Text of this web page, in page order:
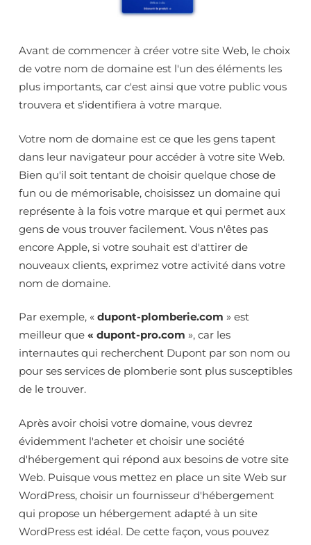
Avant de commencer à créer votre site Web, le choix
de votre nom de domaine est l'un des éléments les
plus importants, car c'est ainsi que votre public vous
trouvera et s'identifiera à votre marque.
Votre nom de domaine est ce que les gens tapent
dans leur navigateur pour accéder à votre site Web.
Bien qu'il soit tentant de choisir quelque chose de
fun ou de mémorisable, choisissez un domaine qui
représente à la fois votre marque et qui permet aux
gens de vous trouver facilement. Vous n'êtes pas
encore Apple, si votre souhait est d'attirer de
nouveaux clients, exprimez votre activité dans votre
nom de domaine.
Par exemple, « dupont-plomberie.com » est
meilleur que « dupont-pro.com », car les
internautes qui recherchent Dupont par son nom ou
pour ses services de plomberie sont plus susceptibles
de le trouver.
Après avoir choisi votre domaine, vous devrez
évidemment l'acheter et choisir une société
d'hébergement qui répond aux besoins de votre site
Web. Puisque vous mettez en place un site Web sur
WordPress, choisir un fournisseur d'hébergement
qui propose un hébergement adapté à un site
WordPress est idéal. De cette façon, vous pouvez